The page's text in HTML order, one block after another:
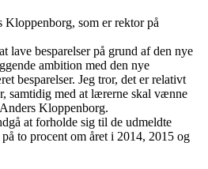
Kloppenborg, som er rektor på
lave besparelser på grund af den nye
ambition med den nye
besparelser. Jeg tror, det er relativt
samtidig med at lærerne skal vænne
Kloppenborg.
at forholde sig til de udmeldte
to procent om året i 2014, 2015 og